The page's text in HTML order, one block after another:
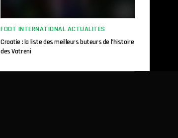
FOOT INTERNATIONAL ACTUALITÉS
Croatie : la liste des meilleurs buteurs de l’histoire
des Vatreni